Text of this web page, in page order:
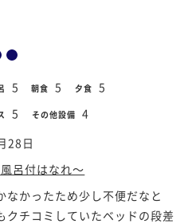
5 朝食 5 夕食 5
5 その他設備 4
28日
呂付はなれ～
なかったため少し不便だなと
クチコミしていたベッドの段差